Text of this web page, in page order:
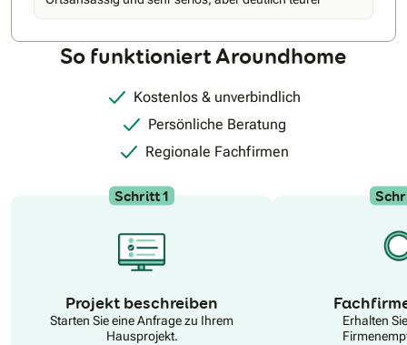
beraten. Buchen Sie ihre Beratung direkt hier beim VELUX
Beratungsservice: Bookings – – Outlook
So funktioniert Aroundhome
Kostenlos & unverbindlich
Persönliche Beratung
Regionale Fachfirmen
Schritt 1
Projekt beschreiben
Starten Sie eine Anfrage zu Ihrem
Hausprojekt.
Erhalten